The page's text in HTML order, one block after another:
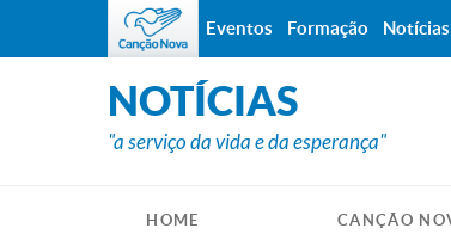
NOTÍCIAS
"a serviço da vida e da esperança"
HOME CANÇÃO
Eventos Formação Notícias